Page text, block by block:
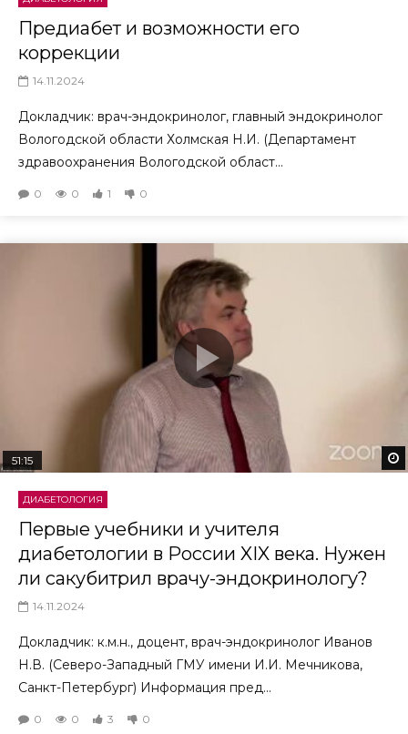
Предиабет и возможности его
коррекции
14.11.2024
Докладчик: врач-эндокринолог, главный эндокринолог
Вологодской области Холмская Н.И. (Департамент
здравоохранения Вологодской област...
0 0 1 0
51:15
ДИАБЕТОЛОГИЯ
Первые учебники и учителя
диабетологии в России XIX века. Нужен
ли сакубитрил врачу-эндокринологу?
14.11.2024
Докладчик: к.м.н., доцент, врач-эндокринолог Иванов
Н.В. (Северо-Западный ГМУ имени И.И. Мечникова,
Санкт-Петербург) Информация пред...
0 0 3 0